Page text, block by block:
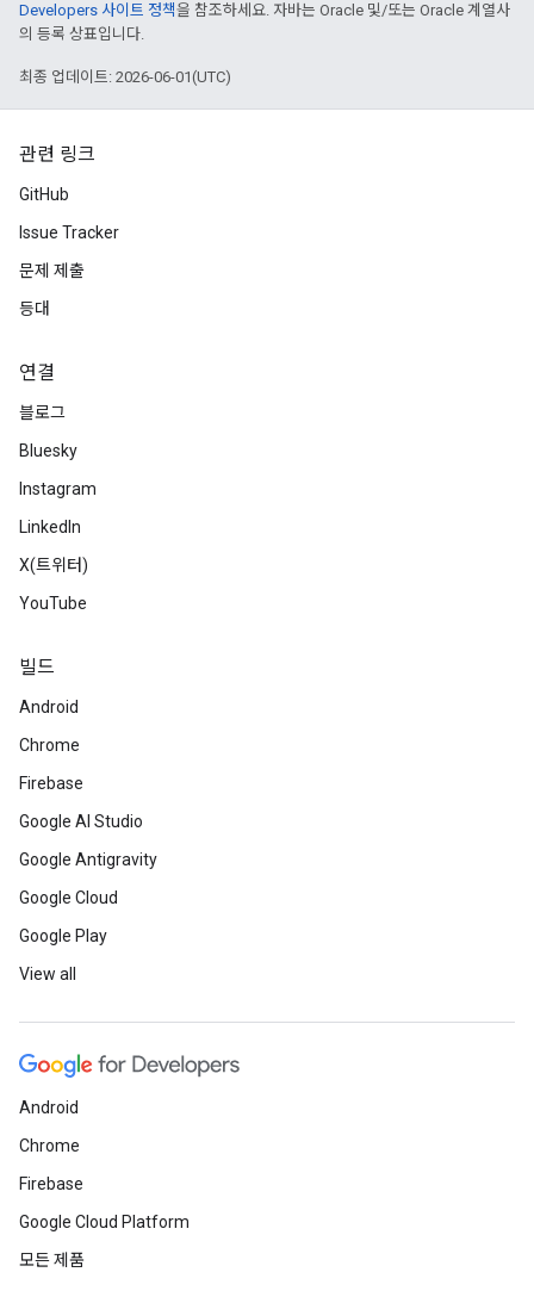
Developers 사이트 정책을 참조하세요. 자바는 Oracle 및/또는 Oracle 계열사
의 등록 상표입니다.
최종 업데이트: 2026-06-01(UTC)
관련 링크
GitHub
Issue Tracker
문제 제출
등대
연결
블로그
Bluesky
Instagram
LinkedIn
X(트위터)
YouTube
빌드
Android
Chrome
Firebase
Google AI Studio
Google Antigravity
Google Cloud
Google Play
View all
Android
Chrome
Firebase
Google Cloud Platform
모든 제품